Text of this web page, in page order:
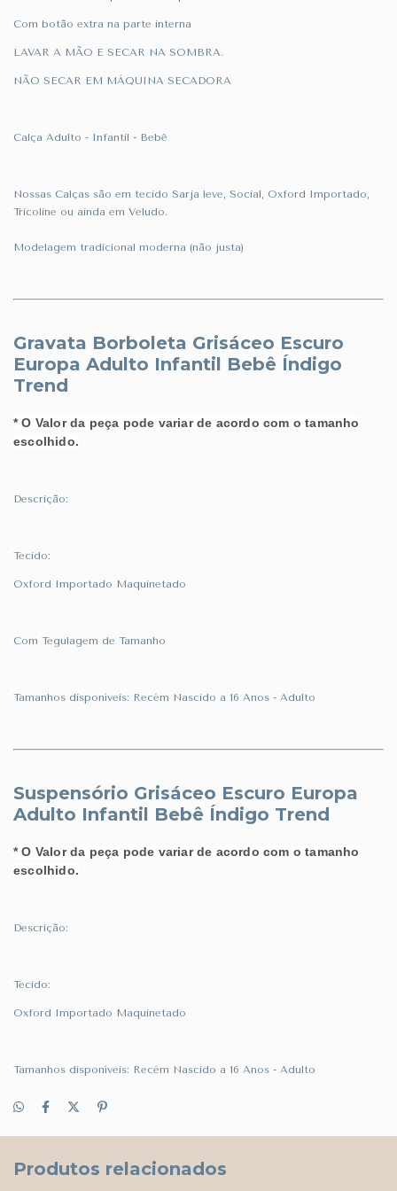
Com botão extra na parte interna
LAVAR A MÃO E SECAR NA SOMBRA.
NÃO SECAR EM MÁQUINA SECADORA
Calça Adulto - Infantil - Bebê
Nossas Calças são em tecido Sarja leve, Social, Oxford Importado,
Tricoline ou ainda em Veludo.
Modelagem tradicional moderna (não justa)
Gravata Borboleta Grisáceo Escuro
Europa Adulto Infantil Bebê Índigo
Trend
* O Valor da peça pode variar de acordo com o tamanho
escolhido.
Descrição:
Tecido:
Oxford Importado Maquinetado
Com Tegulagem de Tamanho
Tamanhos disponíveis: Recém Nascido a 16 Anos - Adulto
Suspensório Grisáceo Escuro Europa
Adulto Infantil Bebê Índigo Trend
* O Valor da peça pode variar de acordo com o tamanho
escolhido.
Descrição:
Tecido:
Oxford Importado Maquinetado
Tamanhos disponíveis: Recém Nascido a 16 Anos - Adulto
Produtos relacionados